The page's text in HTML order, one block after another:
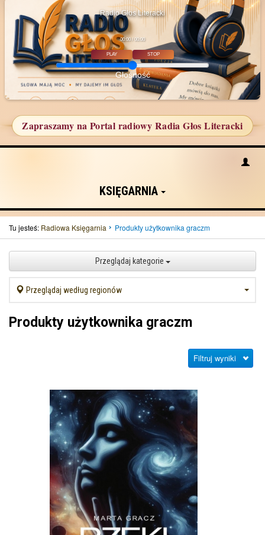
Radio Głos Literacki
00:00 / 00:00
PLAY STOP
Głośność
Zapraszamy na Portal radiowy Radia Głos Literacki
KSIĘGARNIA
Tu jesteś: Radiowa Księgarnia Produkty użytkownika graczm
Przeglądaj kategorie
Przeglądaj według regionów
Produkty użytkownika graczm
Filtruj wyniki